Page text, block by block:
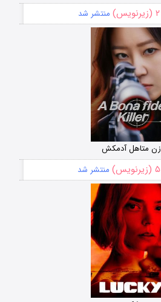
۲ (زیرنویس) منتشر شد
زن متاهل آدمکش
۵ (زیرنویس) منتشر شد